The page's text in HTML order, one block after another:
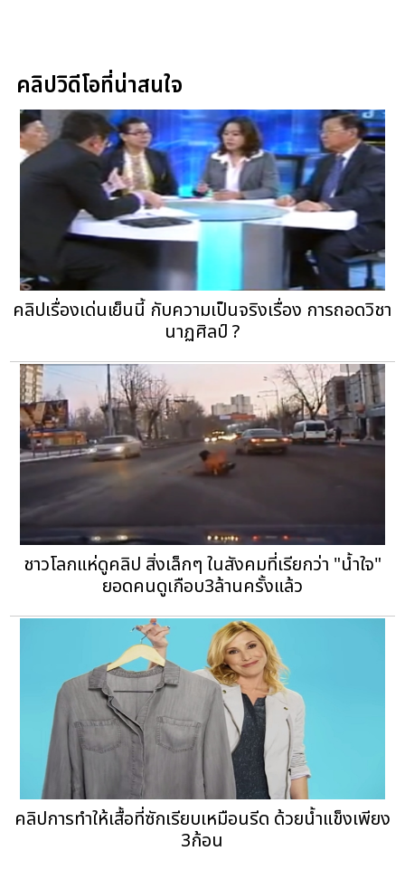
คลิปวิดีโอที่น่าสนใจ
คลิปเรื่องเด่นเย็นนี้ กับความเป็นจริงเรื่อง การถอดวิชา
นาฏศิลป์ ?
ชาวโลกแห่ดูคลิป สิ่งเล็กๆ ในสังคมที่เรียกว่า "น้ำใจ"
ยอดคนดูเกือบ3ล้านครั้งแล้ว
คลิปการทำให้เสื้อที่ซักเรียบเหมือนรีด ด้วยน้ำแข็งเพียง
3ก้อน